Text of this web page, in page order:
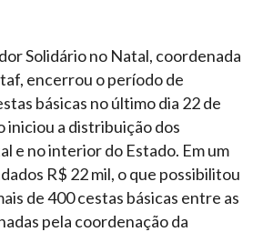
Solidário no Natal, coordenada
encerrou o período de
básicas no último dia 22 de
iniciou a distribuição dos
e no interior do Estado. Em um
R$ 22 mil, o que possibilitou
de 400 cestas básicas entre as
pela coordenação da